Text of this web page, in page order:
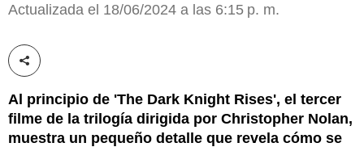
Actualizada el 18/06/2024 a las 6:15 p. m.
Compartir esta noticia
Al principio de 'The Dark Knight Rises', el tercer
filme de la trilogía dirigida por Christopher Nolan,
muestra un pequeño detalle que revela cómo se